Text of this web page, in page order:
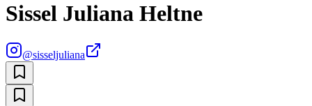
Sissel Juliana Heltne
@sisseljuliana